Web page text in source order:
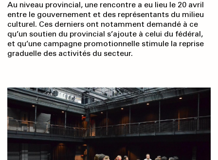
Au niveau provincial, une rencontre a eu lieu le 20 avril
entre le gouvernement et des représentants du milieu
culturel. Ces derniers ont notamment demandé à ce
qu’un soutien du provincial s’ajoute à celui du fédéral,
et qu’une campagne promotionnelle stimule la reprise
graduelle des activités du secteur.